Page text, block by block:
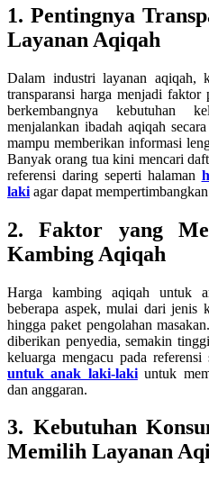
1. Pentingnya
Layanan Aqiqah
Dalam industri layanan aqiqah,
transparansi harga menjadi
berkembangnya kebutuhan
menjalankan ibadah aqiqah
mampu memberikan informasi
Banyak orang tua kini mencari
referensi daring seperti halaman
laki agar dapat
2. Faktor yang
Kambing Aqiqah
Harga kambing aqiqah untuk
beberapa aspek, mulai dari jenis
hingga paket pengolahan
diberikan penyedia, semakin
keluarga mengacu pada referensi
untuk anak laki-lakiuntuk
dan anggaran.
3. Kebutuhan
Memilih Layanan